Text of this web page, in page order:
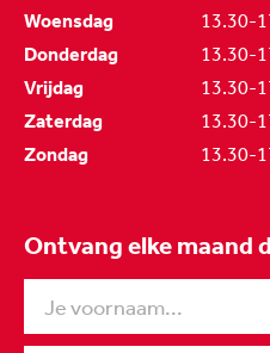
Woensdag
13.30-
Donderdag
13.30-
Vrijdag
13.30-
Zaterdag
13.30-
Zondag
13.30-
Ontvang elke maand